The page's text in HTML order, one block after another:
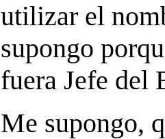
utilizar el
supongo
fuera Jefe del
Me supongo,